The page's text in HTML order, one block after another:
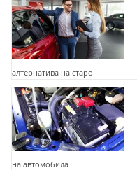
алтернатива на старо
на автомобила